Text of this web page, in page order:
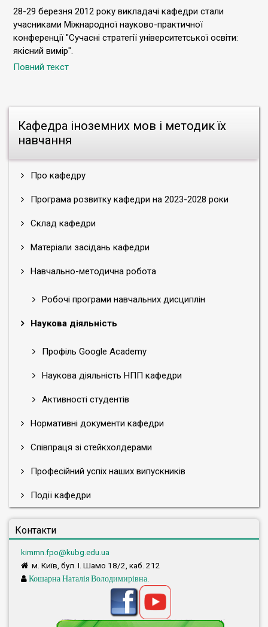
Кафедра іноземних мов і методик їх
навчання
Про кафедру
Програма розвитку кафедри на 2023-2028 роки
Склад кафедри
Матеріали засідань кафедри
Навчально-методична робота
Робочі програми навчальних дисциплін
Наукова діяльність
Профіль Google Academy
Наукова діяльність НПП кафедри
Активності студентів
Нормативні документи кафедри
Співпраця зі стейкхолдерами
Професійний успіх наших випускників
Події кафедри
Контакти
kimmn.fpo@kubg.edu.ua
м. Київ, бул. І. Шамо 18/2, каб. 212
Кошарна Наталія Володимирівна.
28-29 березня 2012 року викладачі кафедри стали
учасниками Міжнародної науково-практичної
конференції "Сучасні стратегії університетської освіти:
якісний вимір".
Повний текст